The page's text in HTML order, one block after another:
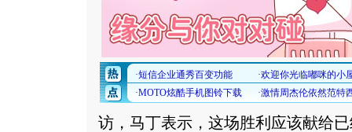
访，马丁表示，这场胜利应该献给